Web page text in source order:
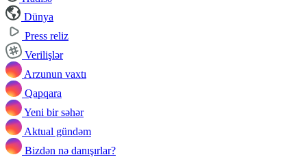
Dünya
Press reliz
Verilişlər
Arzunun vaxtı
Qapqara
Yeni bir səhər
Aktual gündəm
Bizdən nə danışırlar?